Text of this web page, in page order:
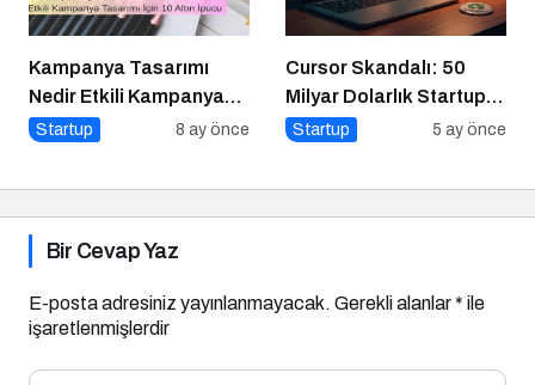
Kampanya Tasarımı
Nedir Etkili Kampanya
Tasarımı İçin 10 Altın
Startup 8 ay önce
Cursor Skandalı: 50
Milyar Dolarlık Startup
Açık Kaynağı Gizleyince
Startup 5 ay önce
Bir Cevap Yaz
E-posta adresiniz yayınlanmayacak. Gerekli alanlar* ile
işaretlenmişlerdir